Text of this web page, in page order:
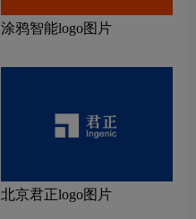
涂鸦智能logo图片
北京君正logo图片